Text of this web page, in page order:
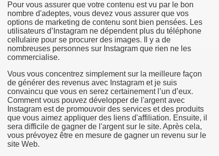
Pour vous assurer que votre contenu est vu par le bon
nombre d'adeptes, vous devez vous assurer que vos
options de marketing de contenu sont bien pensées. Les
utilisateurs d’Instagram ne dépendent plus du téléphone
cellulaire pour se procurer des images. Il y a de
nombreuses personnes sur Instagram que rien ne les
commercialise.
Vous vous concentrez simplement sur la meilleure façon
de générer des revenus avec Instagram et je suis
convaincu que vous en serez certainement l’un d’eux.
Comment vous pouvez développer de l'argent avec
Instagram est de promouvoir des services et des produits
que vous aimez appliquer des liens d'affiliation. Ensuite, il
sera difficile de gagner de l'argent sur le site. Après cela,
vous prévoyez être en mesure de gagner un revenu sur le
site Web.
They Perform
Sites
of Dust Free Floor Sanding
Medicine - from the South african Perception
Ion Batteries Last Longer